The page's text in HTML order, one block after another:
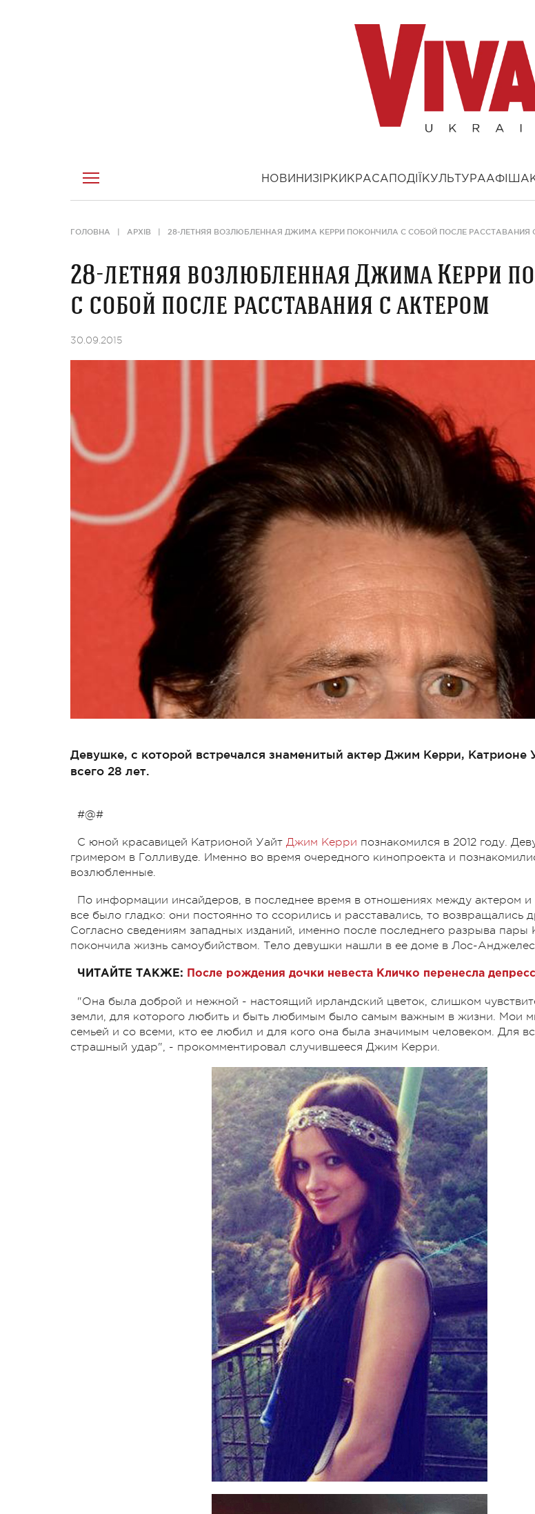
НОВИНИ ЗІРКИ КРАСА ПОДІЇ КУЛЬТУРААФІША
ГОЛОВНА АРХІВ 28-ЛЕТНЯЯ ВОЗЛЮБЛЕННАЯ ДЖИМА КЕРРИ ПОКОНЧИЛА С СОБОЙ ПОСЛЕ РАССТАВАНИЯ
28-летняя возлюбленная Джима Керри
с собой после расставания с актером
30.09.2015
Девушке, с которой встречался знаменитый актер Джим Керри, Катрионе
всего 28 лет.
#@#
С юной красавицей Катрионой Уайт Джим Керри познакомился в 2012 году.
гримером в Голливуде. Именно во время очередного кинопроекта и
возлюбленные.
По информации инсайдеров, в последнее время в отношениях между актером и
все было гладко: они постоянно то ссорились и расставались, то возвращались
Согласно сведениям западных изданий, именно после последнего разрыва пары
покончила жизнь самоубийством. Тело девушки нашли в ее доме в Лос-
ЧИТАЙТЕ ТАКЖЕ: После рождения дочки невеста Кличко перенесла
"Она была доброй и нежной - настоящий ирландский цветок, слишком
земли, для которого любить и быть любимым было самым важным в жизни. Мои
семьей и со всеми, кто ее любил и для кого она была значимым человеком. Для
страшный удар", - прокомментировал случившееся Джим Керри.